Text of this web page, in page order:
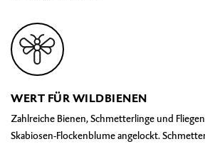
WERT FÜR WILDBIENEN
Zahlreiche Bienen, Schmetterlinge und
Skabiosen-Flockenblume angelockt.